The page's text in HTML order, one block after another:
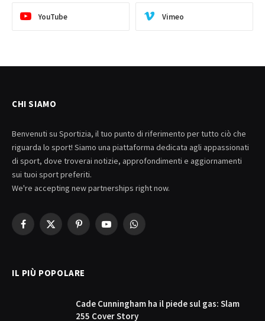
YouTube Vimeo
CHI SIAMO
Benvenuti su Sportizia, il tuo punto di riferimento per tutto ciò che
riguarda lo sport! Siamo una piattaforma dedicata agli appassionati
di sport, dove troverai notizie, approfondimenti e aggiornamenti
sui tuoi sport preferiti.
We're accepting new partnerships right now.
Facebook
X
PinterestYouTubeWhatsApp
IL PIÙ POPOLARE
Cade Cunningham ha il piede sul gas: Slam
255 Cover Story